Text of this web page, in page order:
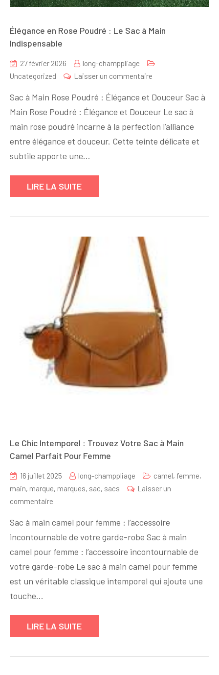
Élégance en Rose Poudré : Le Sac à Main
Indispensable
27 février 2026
long-champpliage
Uncategorized
Laisser un commentaire
en
Rose
Poudré
:
Sac à Main Rose Poudré : Élégance et Douceur Sac à
Main Rose Poudré : Élégance et Douceur Le sac à
main rose poudré incarne à la perfection l’alliance
entre élégance et douceur. Cette teinte délicate et
subtile apporte une…
LIRE LA SUITE
Le Chic Intemporel : Trouvez Votre Sac à Main
Camel Parfait Pour Femme
16 juillet 2025 long-champpliage camel, femme,
main, marque, marques, sac, sacs
Laisser un
commentaire
Chic
Intemporel
:
Trouvez
Votre
Main
Camel
Sac à main camel pour femme : l’accessoire
incontournable de votre garde-robe Sac à main
camel pour femme : l’accessoire incontournable de
votre garde-robe Le sac à main camel pour femme
est un véritable classique intemporel qui ajoute une
touche…
LIRE LA SUITE